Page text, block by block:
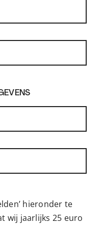
hieronder te
wij jaarlijks 25 euro